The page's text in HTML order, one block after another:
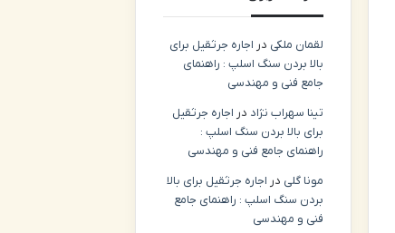
لقمان ملکی در اجاره جرثقیل برای
بالا بردن سنگ اسلپ : راهنمای
جامع فنی و مهندسی
تینا سهراب نژاد در اجاره جرثقیل
برای بالا بردن سنگ اسلپ :
راهنمای جامع فنی و مهندسی
مونا گلی در اجاره جرثقیل برای بالا
بردن سنگ اسلپ : راهنمای جامع
فنی و مهندسی